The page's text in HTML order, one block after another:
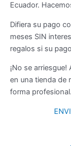
Ecuador.
Difiera su pago
meses SIN
regalos si su
¡No se
en una tienda de
forma profesional.